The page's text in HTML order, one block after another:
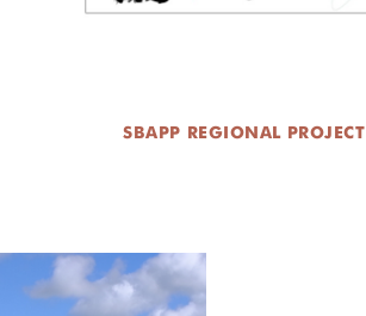
SBAPP REGIONAL PROJECT